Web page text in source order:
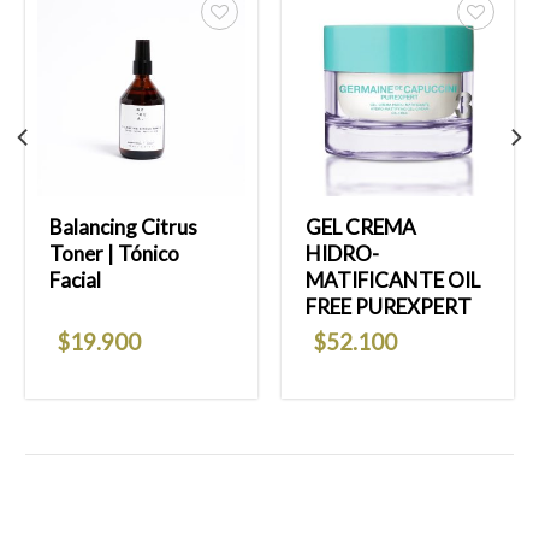
Balancing Citrus
Toner | Tónico
Facial
$19.900
Añadir
a la
lista
de
deseos
GEL CREMA
HIDRO-
MATIFICANTE OIL
FREE PUREXPERT
$52.100